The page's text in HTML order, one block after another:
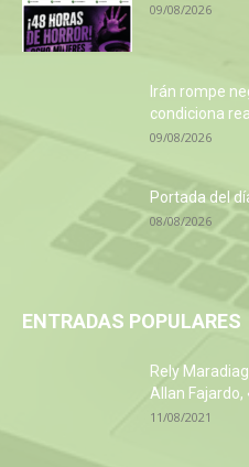
09/08/2026
Irán rompe
condiciona
09/08/2026
Portada del
08/08/2026
ENTRADAS POPULARES
Rely
Allan Fajardo,
11/08/2021